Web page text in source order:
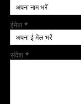
ईमेल *
संदेश *